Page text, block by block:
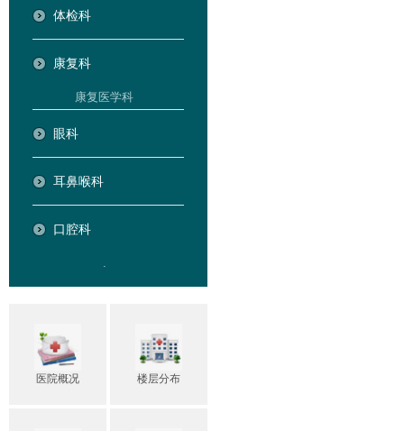
体检科
康复科
康复医学科
眼科
耳鼻喉科
口腔科
.
医院概况 楼层分布